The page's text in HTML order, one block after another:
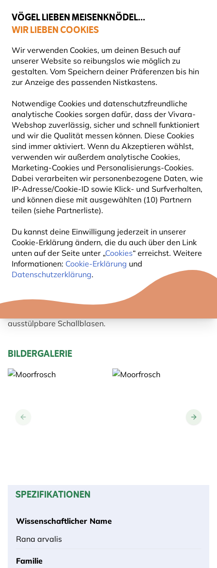
VÖGEL LIEBEN MEISENKNÖDEL...
WIR LIEBEN COOKIES
Wir verwenden Cookies, um deinen Besuch auf
unserer Website so reibungslos wie möglich zu
gestalten. Vom Speichern deiner Präferenzen bis hin
zur Anzeige des passenden Nistkastens.
Notwendige Cookies und datenschutzfreundliche
analytische Cookies sorgen dafür, dass der Vivara-
Webshop zuverlässig, sicher und schnell funktioniert
und wir die Qualität messen können. Diese Cookies
sind immer aktiviert. Wenn du Akzeptieren wählst,
verwenden wir außerdem analytische Cookies,
Marketing-Cookies und Personalisierungs-Cookies.
Dabei verarbeiten wir personenbezogene Daten, wie
IP-Adresse/Cookie-ID sowie Klick- und Surfverhalten,
und können diese mit ausgewählten (10) Partnern
teilen (siehe Partnerliste).
Du kannst deine Einwilligung jederzeit in unserer
Cookie-Erklärung ändern, die du auch über den Link
unten auf der Seite unter „Cookies“ erreichst. Weitere
Informationen: Cookie-Erklärung und
Datenschutzerklärung.
Top-bewertet in 11 Ländern
Blog Tierarten Amphibien Moorfrosch
MOORFROSCH
30 September 2024 AMPHIBIEN TIERARTEN
KURZBESCHREIBUNG MOORFROSCH
Der Moorfrosch (Rana arvalis) ist meist hell- bis
gefärbte und stark schwarz gefleckte Tiere auf.
Die Bauchunterseite ist gelblichweiß. Auf dem Rücken
trägt er einen hellen Längsstreifen. Während der
Paarungszeit sind die Männchen bläulich gefärbt (siehe
Foto), vor allem in der vorderen Körperhälfte. Dieser
kräftige Frosch hat hochgewölbte Fersenhöcker (=
länglicher Höcker an der Hinterfußunterseite). Die
ausstülpbare Schallblasen.
BILDERGALERIE
SPEZIFIKATIONEN
Wissenschaftlicher Name
Rana arvalis
Familie